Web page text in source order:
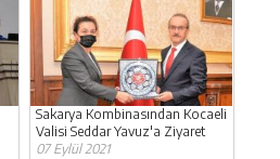
Sakarya Kombinasından Kocaeli
Valisi Seddar Yavuz'a Ziyaret
07 Eylül 2021